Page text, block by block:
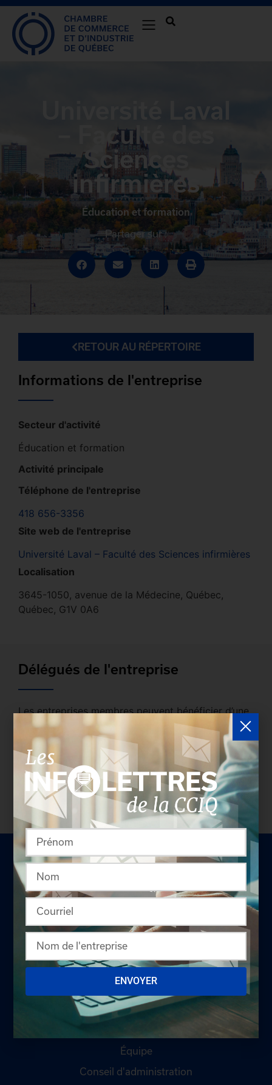
– Faculté des
Sciences
infirmières
Éducation et formation
Partager sur :
RETOUR AU RÉPERTOIRE
Informations de l'entreprise
Secteur d'activité
Éducation et formation
Activité principale
Téléphone de l'entreprise
418 656-3356
Site web de l'entreprise
Université Laval – Faculté des Sciences infirmières
Localisation
3645-1050, avenue de la Médecine, Québec,
Québec, G1V 0A6
Délégués de l'entreprise
Les entreprises membres peuvent bénéficier d’une
version plus détaillée du répertoire via leur espace
sécurisé. Connectez-vous
afin de consulter le
profil complet des entreprises incluant les
coordonnées des délégués inscrits. Vous n'êtes
pas membre? N'attendez plus et devenez membre!
LA CHAMBRE
Offres d'emploi
Qui sommes-nous ?
Équipe
Conseil d'administration
ENVOYER